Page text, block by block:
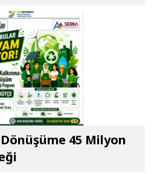
Dönüşüme 45 Milyon